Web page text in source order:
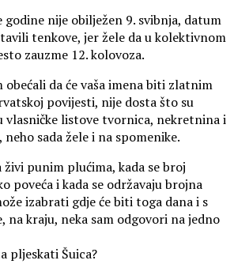
godine nije obilježen 9. svibnja, datum
tenkove, jer žele da u kolektivnom
zauzme 12. kolovoza.
obećali da će vaša imena biti zlatnim
povijesti, nije dosta što su
vlasničke listove tvornica, nekretnina i
sada žele i na spomenike.
živi punim plućima, kada se broj
poveća i kada se održavaju brojna
izabrati gdje će biti toga dana i s
na kraju, neka sam odgovori na jedno
pljeskati Šuica?